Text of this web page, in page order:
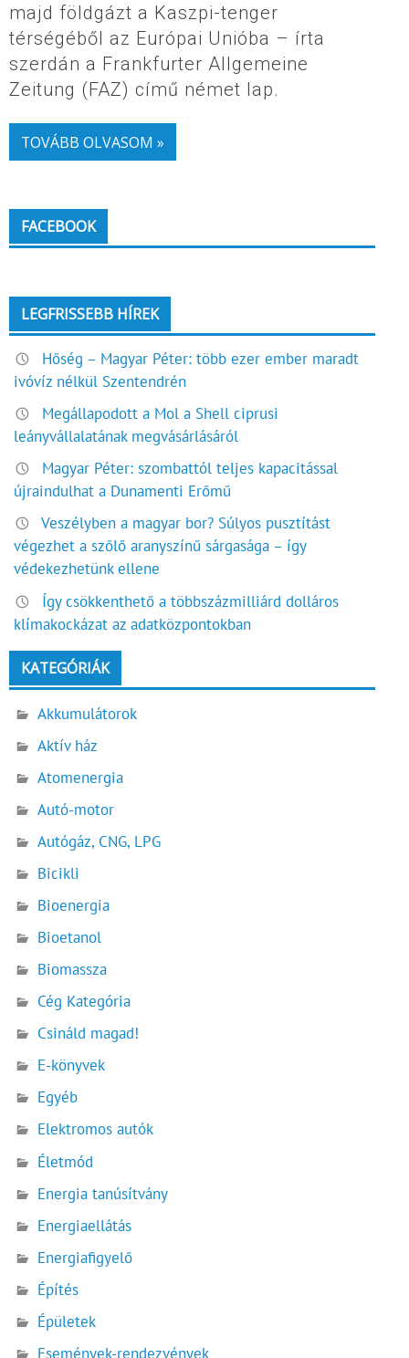
majd földgázt a Kaszpi-tenger
térségéből az Európai Unióba – írta
szerdán a Frankfurter Allgemeine
Zeitung (FAZ) című német lap.
TOVÁBB OLVASOM »
FACEBOOK
LEGFRISSEBB HÍREK
Hőség – Magyar Péter: több ezer ember maradt
ivóvíz nélkül Szentendrén
Megállapodott a Mol a Shell ciprusi
leányvállalatának megvásárlásáról
Magyar Péter: szombattól teljes kapacitással
újraindulhat a Dunamenti Erőmű
Veszélyben a magyar bor? Súlyos pusztítást
végezhet a szőlő aranyszínű sárgasága – így
védekezhetünk ellene
Így csökkenthető a többszázmilliárd dolláros
klímakockázat az adatközpontokban
KATEGÓRIÁK
Akkumulátorok
Aktív ház
Atomenergia
Autó-motor
Autógáz, CNG, LPG
Bicikli
Bioenergia
Bioetanol
Biomassza
Cég Kategória
Csináld magad!
E-könyvek
Egyéb
Elektromos autók
Életmód
Energia tanúsítvány
Energiaellátás
Energiafigyelő
Építés
Épületek
Események-rendezvények